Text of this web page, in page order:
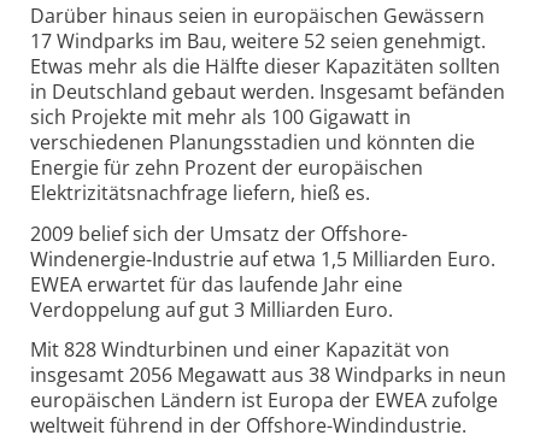
Darüber hinaus seien in europäischen Gewässern
17 Windparks im Bau, weitere 52 seien genehmigt.
Etwas mehr als die Hälfte dieser Kapazitäten sollten
in Deutschland gebaut werden. Insgesamt befänden
sich Projekte mit mehr als 100 Gigawatt in
verschiedenen Planungsstadien und könnten die
Energie für zehn Prozent der europäischen
Elektrizitätsnachfrage liefern, hieß es.
2009 belief sich der Umsatz der Offshore-
Windenergie-Industrie auf etwa 1,5 Milliarden Euro.
EWEA erwartet für das laufende Jahr eine
Verdoppelung auf gut 3 Milliarden Euro.
Mit 828 Windturbinen und einer Kapazität von
insgesamt 2056 Megawatt aus 38 Windparks in neun
europäischen Ländern ist Europa der EWEA zufolge
weltweit führend in der Offshore-Windindustrie.